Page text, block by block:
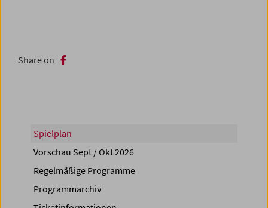
Share on
Spielplan
Vorschau Sept / Okt 2026
Regelmäßige Programme
Programmarchiv